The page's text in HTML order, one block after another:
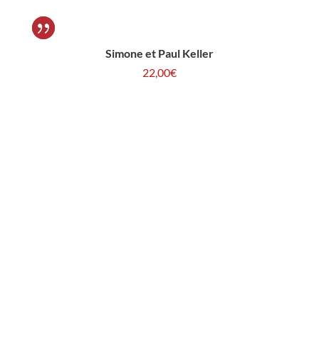
Simone et Paul Keller
22,00€